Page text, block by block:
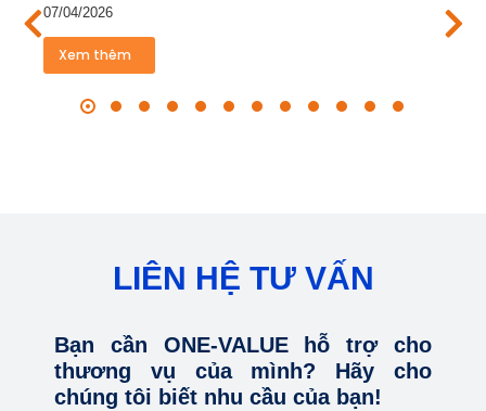
07/04/2026
Xem thêm
LIÊN HỆ TƯ VẤN
Bạn cần ONE-VALUE hỗ trợ cho
thương vụ của mình? Hãy cho
chúng tôi biết nhu cầu của bạn!